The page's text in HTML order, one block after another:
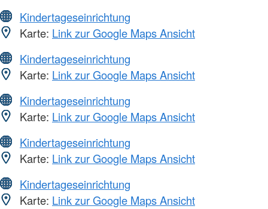
Kindertageseinrichtung
Karte: Link zur Google Maps Ansicht
Kindertageseinrichtung
Karte: Link zur Google Maps Ansicht
Kindertageseinrichtung
Karte: Link zur Google Maps Ansicht
Kindertageseinrichtung
Karte: Link zur Google Maps Ansicht
Kindertageseinrichtung
Karte: Link zur Google Maps Ansicht